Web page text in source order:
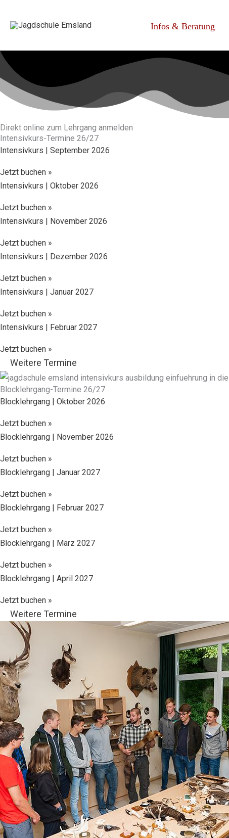
Inhalt
Infos & Beratung
Direkt online zum Lehrgang anmelden
Intensivkurs-Termine 26/27
Intensiv­kurs | September 2026
Jetzt buchen »
Intensiv­kurs | Oktober 2026
Jetzt buchen »
Intensiv­kurs | November 2026
Jetzt buchen »
Intensiv­kurs | Dezember 2026
Jetzt buchen »
Intensiv­kurs | Januar 2027
Jetzt buchen »
Intensiv­kurs | Februar 2027
Jetzt buchen »
Weitere Termine
Blocklehrgang-Termine 26/27
Blocklehrgang | Oktober 2026
Jetzt buchen »
Blocklehrgang | November 2026
Jetzt buchen »
Blocklehrgang | Januar 2027
Jetzt buchen »
Blocklehrgang | Februar 2027
Jetzt buchen »
Blocklehrgang | März 2027
Jetzt buchen »
Blocklehrgang | April 2027
Jetzt buchen »
Weitere Termine